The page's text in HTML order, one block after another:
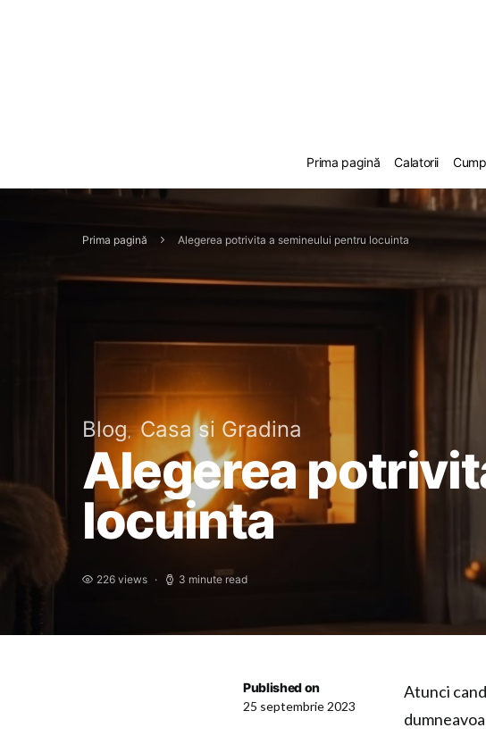
Prima pagină Calatorii
Prima pagină Alegerea potrivita a semineului pentru locuinta
Blog Casa si Gradina
Alegerea
locuinta
226 views 3 minute read
Published on
25 septembrie 2023
Atunci